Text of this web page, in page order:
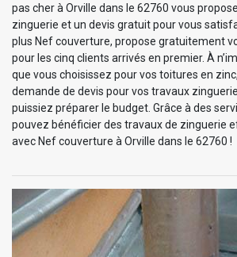
pas cher à Orville dans le 62760 vous
zinguerie et un devis gratuit pour vous
plus Nef couverture, propose gratuitement
pour les cinq clients arrivés en premier. À
que vous choisissez pour vos toitures en
demande de devis pour vos travaux
puissiez préparer le budget. Grâce à des
pouvez bénéficier des travaux de zinguerie
avec Nef couverture à Orville dans le 62760 !